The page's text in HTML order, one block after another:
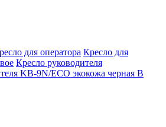
для оператора Кресло для
Кресло руководителя